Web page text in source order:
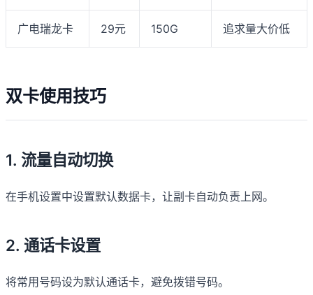
广电瑞龙卡 29元 150G 追求量大价低
双卡使用技巧
1. 流量自动切换
在手机设置中设置默认数据卡，让副卡自动负责上网。
2. 通话卡设置
将常用号码设为默认通话卡，避免拨错号码。